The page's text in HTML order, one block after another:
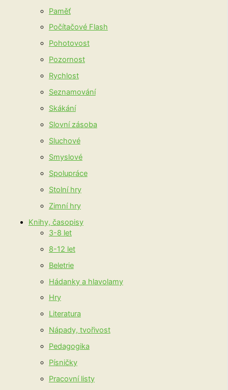
Paměť
Počítačové Flash
Pohotovost
Pozornost
Rychlost
Seznamování
Skákání
Slovní zásoba
Sluchové
Smyslové
Spolupráce
Stolní hry
Zimní hry
Knihy, časopisy
3-8 let
8-12 let
Beletrie
Hádanky a hlavolamy
Hry
Literatura
Nápady, tvořivost
Pedagogika
Písničky
Pracovní listy